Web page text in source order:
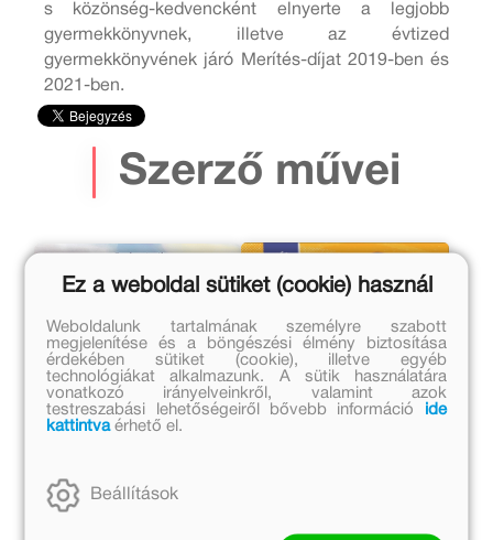
s közönség-kedvencként elnyerte a legjobb
gyermekkönyvnek, illetve az évtized
gyermekkönyvének járó Merítés-díjat 2019-ben és
2021-ben.
Szerző művei
A hasfájós sellő
Ez a weboldal sütiket (cookie) használ
Weboldalunk tartalmának személyre szabott
megjelenítése és a böngészési élmény biztosítása
érdekében sütiket (cookie), illetve egyéb
technológiákat alkalmazunk. A sütik használatára
vonatkozó irányelveinkről, valamint azok
testreszabási lehetőségeiről bővebb információ
ide
kattintvaérhető el.
Beállítások